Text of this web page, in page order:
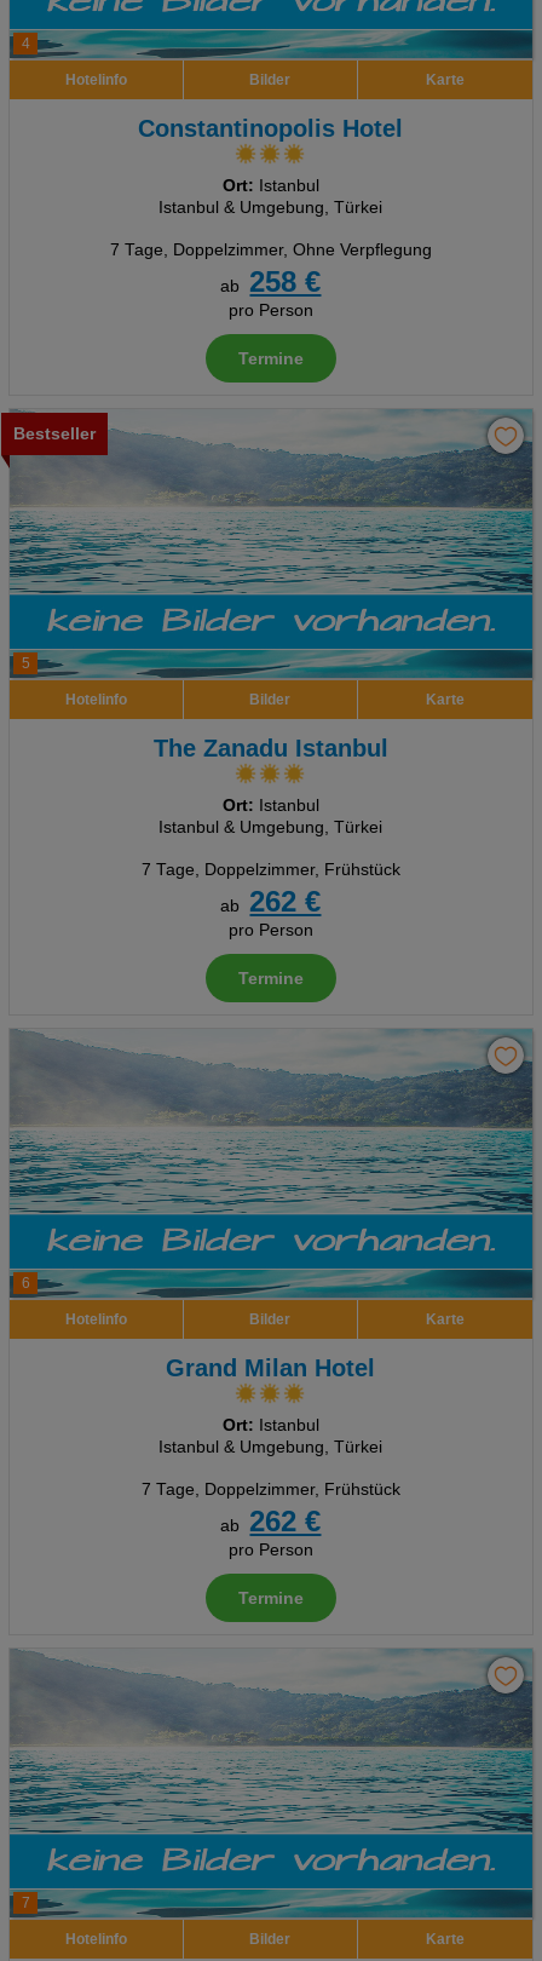
4
Hotelinfo Bilder Karte
Constantinopolis Hotel
Ort: Istanbul
Istanbul & Umgebung, Türkei
7 Tage, Doppelzimmer, Ohne Verpflegung
ab
258 €
pro Person
Termine
5
Bestseller
Hotelinfo Bilder Karte
The Zanadu Istanbul
Ort: Istanbul
Istanbul & Umgebung, Türkei
7 Tage, Doppelzimmer, Frühstück
ab
262 €
pro Person
Termine
6
Hotelinfo Bilder Karte
Grand Milan Hotel
Ort: Istanbul
Istanbul & Umgebung, Türkei
7 Tage, Doppelzimmer, Frühstück
ab
262 €
pro Person
Termine
7
Hotelinfo Bilder Karte